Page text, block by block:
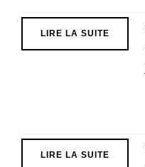
LIRE LA SUITE
LIRE LA SUITE